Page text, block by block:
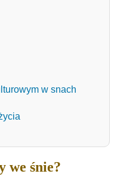
w snach
we śnie?